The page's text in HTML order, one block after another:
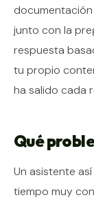
junto con la
respuesta
tu propio
ha salido cada
Qué
Un asistente
tiempo muy